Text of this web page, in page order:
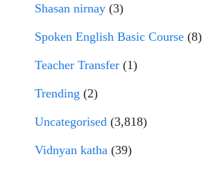
Shasan nirnay (3)
Spoken English Basic Course (8)
Teacher Transfer (1)
Trending (2)
Uncategorised (3,818)
Vidnyan katha (39)